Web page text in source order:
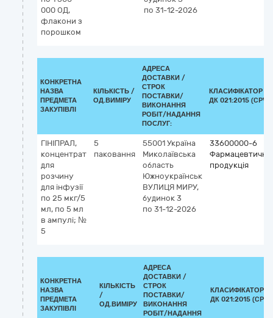
000 ОД,
флакони з
порошком
по 31-12-2026
КОНКРЕТНА
НАЗВА
ПРЕДМЕТА
ЗАКУПІВЛІ
КІЛЬКІСТЬ /
ОД.ВИМІРУ
АДРЕСА
ДОСТАВКИ /
СТРОК
ПОСТАВКИ/
ВИКОНАННЯ
РОБІТ/НАДАННЯ
ПОСЛУГ:
КЛАСИФІКАТОР
ДК 021:2015 (CPV)
ГІНІПРАЛ,
концентрат
для
розчину
для інфузії
по 25 мкг/5
мл, по 5 мл
в ампулі; №
5
5
паковання
55001 Україна
Миколаївська
область
Южноукраїнськ
ВУЛИЦЯ МИРУ,
будинок 3
по 31-12-2026
33600000-6
Фармацевтична
продукція
КОНКРЕТНА
НАЗВА
ПРЕДМЕТА
ЗАКУПІВЛІ
КІЛЬКІСТЬ
/
ОД.ВИМІРУ
АДРЕСА
ДОСТАВКИ /
СТРОК
ПОСТАВКИ/
ВИКОНАННЯ
РОБІТ/НАДАННЯ
КЛАСИФІКАТОР
ДК 021:2015 (CPV)